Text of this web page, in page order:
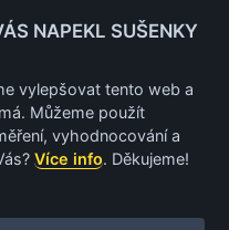
NAPEKL SUŠENKY
vylepšovat tento web a
Můžeme použít
vyhodnocování a
Více info. Děkujeme!